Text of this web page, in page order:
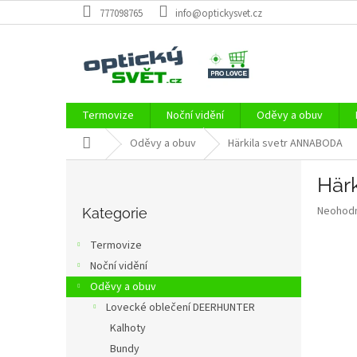
na
777098765 info@optickysvet.cz
Termovize Noční vidění Oděvy a obuv
Domů Oděvy a obuv Härkila svetr ANNABODA
n
kategorie
Kategorie
Termovize
Noční vidění
Oděvy a obuv
Lovecké oblečení DEERHUNTER
Kalhoty
Bundy